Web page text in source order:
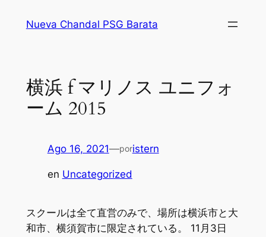
Nueva Chandal PSG Barata
横浜 f マリノス ユニフォ
ーム 2015
Ago 16, 2021—poristern
en Uncategorized
スクールは全て直営のみで、場所は横浜市と大
和市、横須賀市に限定されている。 11月3日